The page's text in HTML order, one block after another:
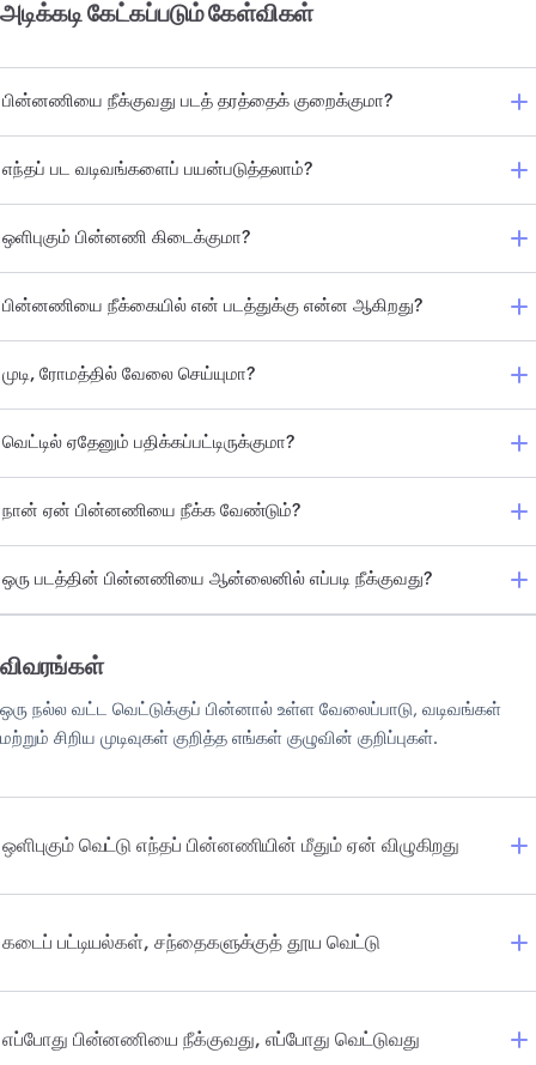
அடிக்கடி கேட்கப்படும் கேள்விகள்
பின்னணியை நீக்குவது படத் தரத்தைக் குறைக்குமா?
எந்தப் பட வடிவங்களைப் பயன்படுத்தலாம்?
ஒளிபுகும் பின்னணி கிடைக்குமா?
பின்னணியை நீக்கையில் என் படத்துக்கு என்ன ஆகிறது?
முடி, ரோமத்தில் வேலை செய்யுமா?
வெட்டில் ஏதேனும் பதிக்கப்பட்டிருக்குமா?
நான் ஏன் பின்னணியை நீக்க வேண்டும்?
ஒரு படத்தின் பின்னணியை ஆன்லைனில் எப்படி நீக்குவது?
விவரங்கள்
ஒரு நல்ல வட்ட வெட்டுக்குப் பின்னால் உள்ள வேலைப்பாடு, வடிவங்கள்
மற்றும் சிறிய முடிவுகள் குறித்த எங்கள் குழுவின் குறிப்புகள்.
ஒளிபுகும் வெட்டு எந்தப் பின்னணியின் மீதும் ஏன் விழுகிறது
கடைப் பட்டியல்கள், சந்தைகளுக்குத் தூய வெட்டு
எப்போது பின்னணியை நீக்குவது, எப்போது வெட்டுவது